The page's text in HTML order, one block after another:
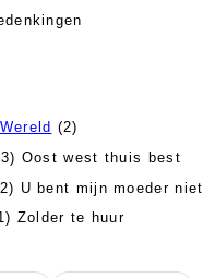
(2)
Oost west thuis best
U bent mijn moeder niet
Zolder te huur